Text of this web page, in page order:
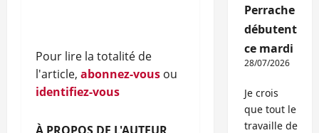
Pour lire la totalité de
l'article, abonnez-vous ou
identifiez-vous
Perrache
débutent
ce mardi
28/07/2026
Je crois
que tout le
travaille de